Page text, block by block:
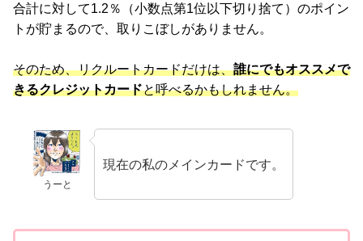
合計に対して1.2％（小数点第1位以下切り捨て）のポイン
トが貯まるので、取りこぼしがありません。
そのため、リクルートカードだけは、誰にでもオススメで
きるクレジットカードと呼べるかもしれません。
うーと
現在の私のメインカードです。